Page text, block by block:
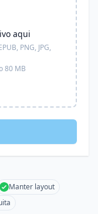
aqui
PNG, JPG,
80 MB
Manter layout